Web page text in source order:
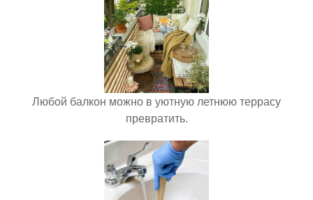
Любой балкон можно в уютную летнюю террасу
превратить.